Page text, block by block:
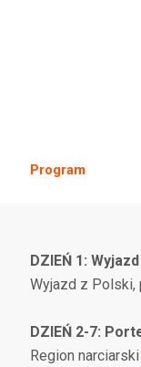
Program
DZIEŃ 1:
Wyjazd z Polski,
DZIEŃ 2-7:
Region narciarski